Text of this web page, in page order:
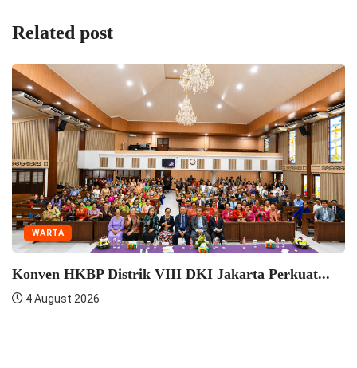
Related post
WARTA